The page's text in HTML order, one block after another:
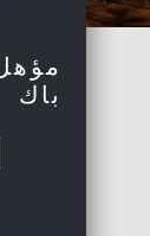
باك